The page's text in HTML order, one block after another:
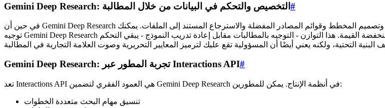
Gemini Deep Research: التخصيص والتحكم في البيانات من خلال المطالبة #
في حين أن Gemini Deep Research لا يتم تقديمه كأداة لضبط النموذج الخاص بك، إلا أن تخصيصه يأتي من المطالبة الدقيقة وتصميم المخطط وقوائم المصادر المفضلة والاسترجاع المستند إلى الملفات. يمكنك
توجيه Gemini Deep Research لاستخدام خبراء متخصصين أو منشورات صناعية أو مستندات داخلية مع تجنب المصادر منخفضة القيمة. هذا التوازن - التوجيه بالمطالبات مقابل إعادة تدريب النموذج - يبقي التحكم
Gemini Deep Research: تجربة المطور عبر Interactions API#
تعد Interactions API هي العمود الفقري لتضمين Gemini Deep Research في أنظمة الإنتاج. يمكن للمطورين:
تنسيق مهام البحث متعددة الخطوات